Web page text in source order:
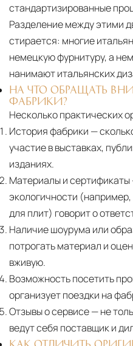
стандартизированные
Разделение между этими
стирается: многие
немецкую фурнитуру, а
нанимают итальянских
НА ЧТО ОБРАЩАТЬ
ФАБРИКИ?
Несколько практических
История фабрики —
участие в выставках,
изданиях.
Материалы и сертификаты
экологичности (например,
для плит) говорит о
Наличие шоурума или
потрогать материал и
вживую.
Возможность посетить
организует поездки на
Отзывы о сервисе— не
ведут себя поставщик и
КАК ОТЛИЧИТЬ